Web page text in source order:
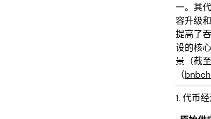
一。其
容升级
提高了
设的核
景（截
（
1. 代币